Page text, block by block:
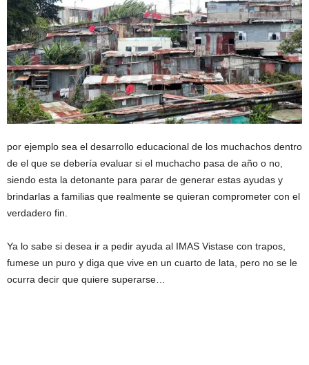
por ejemplo sea el desarrollo educacional de los muchachos dentro
de el que se debería evaluar si el muchacho pasa de año o no,
siendo esta la detonante para parar de generar estas ayudas y
brindarlas a familias que realmente se quieran comprometer con el
verdadero fin.
Ya lo sabe si desea ir a pedir ayuda al IMAS Vistase con trapos,
fumese un puro y diga que vive en un cuarto de lata, pero no se le
ocurra decir que quiere superarse…